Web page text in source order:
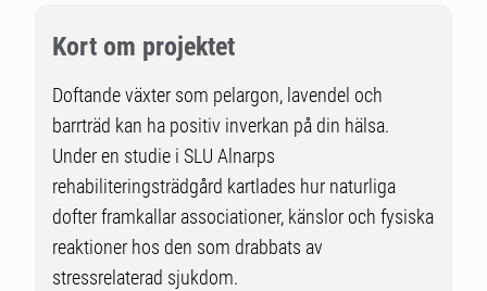
Kort om projektet
Doftande växter som pelargon, lavendel och
barrträd kan ha positiv inverkan på din hälsa.
Under en studie i SLU Alnarps
rehabiliteringsträdgård kartlades hur naturliga
dofter framkallar associationer, känslor och fysiska
reaktioner hos den som drabbats av
stressrelaterad sjukdom.